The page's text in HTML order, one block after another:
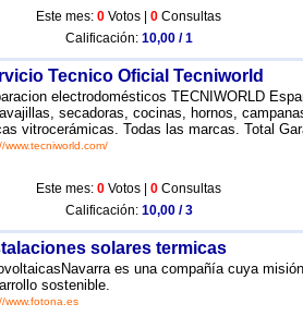
Este mes: 0 Votos | 0 Consultas
Calificación: 10,00 / 1
Tecnico Oficial Tecniworld
electrodomésticos TECNIWORLD
secadoras, cocinas, hornos,
vitrocerámicas. Todas las marcas. Total
www.tecniworld.com/
Este mes: 0 Votos | 0 Consultas
Calificación: 10,00 / 3
solares termicas
es una compañía cuya
sostenible.
www.fotona.es